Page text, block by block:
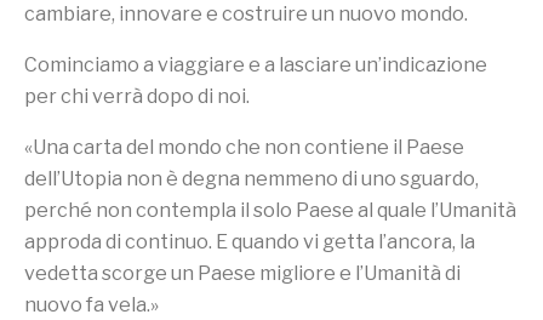
cambiare, innovare e costruire un nuovo mondo.
Cominciamo a viaggiare e a lasciare un’indicazione
per chi verrà dopo di noi.
«Una carta del mondo che non contiene il Paese
dell’Utopia non è degna nemmeno di uno sguardo,
perché non contempla il solo Paese al quale l’Umanità
approda di continuo. E quando vi getta l’ancora, la
vedetta scorge un Paese migliore e l’Umanità di
nuovo fa vela.»